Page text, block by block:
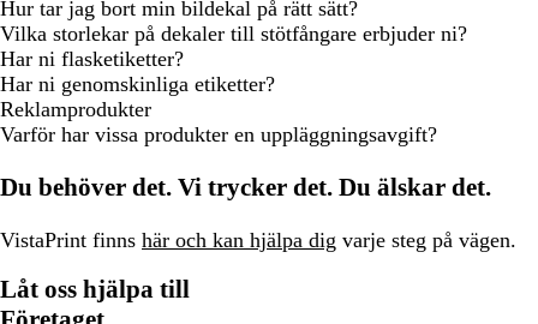
Hur tar jag bort min bildekal på rätt sätt?
Vilka storlekar på dekaler till stötfångare erbjuder ni?
Har ni flasketiketter?
Har ni genomskinliga etiketter?
Reklamprodukter
Varför har vissa produkter en uppläggningsavgift?
Du behöver det. Vi trycker det. Du älskar det.
VistaPrint finns här och kan hjälpa dig varje steg på vägen.
Låt oss hjälpa till